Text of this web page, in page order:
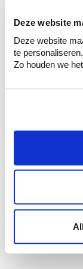
Deze website
Deze website
te personaliseren.
Zo houden we
murs.